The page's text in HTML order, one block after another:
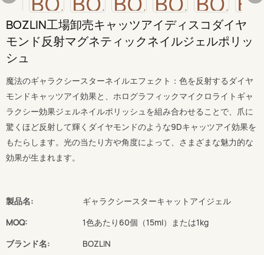
BOZLIN工場卸売キャッツアイディスコダイヤ
モンド反射マグネティックネイルジェルポリッ
シュ
魔法のギャラクシースターネイルエフェクト：色を反射するダイヤ
モンドキャッツアイ効果と、ホログラフィックマイクロライトギャ
ラクシー効果ジェルネイルポリッシュを組み合わせることで、爪に
驚くほど反射して輝くダイヤモンドのような9Dキャッツアイ効果を
もたらします。光の当たり方や角度によって、さまざまな魅力的な
効果が生まれます。
製品名:
ギャラクシースターキャットアイジェル
MOQ:
1色あたり60個（15ml）または1kg
ブランド名:
BOZLIN